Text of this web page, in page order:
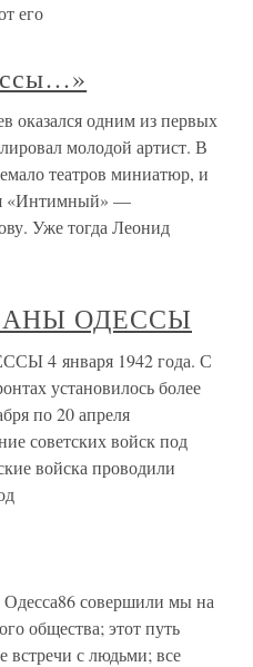
его
оказался одним из первых
молодой артист. В
театров миниатюр, и
«Интимный» —
Уже тогда Леонид
ОДЕССЫ
4 января 1942 года. С
установилось более
по 20 апреля
советских войск под
войска проводили
совершили мы на
общества; этот путь
встречи с людьми; все